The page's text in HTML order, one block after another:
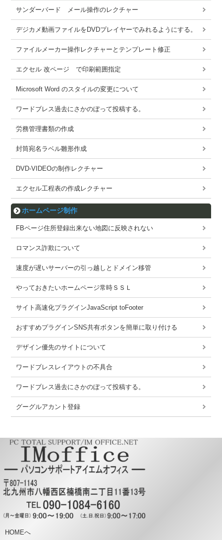
サンダーバード メール操作のレクチャー
デジカメ動画ファイルをDVDプレイヤーでみれるようにする。
ファイルメーカー操作レクチャーとテンプレート修正
エクセル 改ページ で印刷範囲指定
Microsoft Word のスタイルの変更について
ワードブレス過去にさかのぼって投稿する。
労務管理書類の作成
封筒宛名ラベル雛形作成
DVD-VIDEOの制作レクチャー
エクセル工程表の作成レクチャー
ホームページ制作
FBページ住所登録出来ない地図に反映されない
ロマンス詐欺について
速度が遅いサーバーの引っ越しとドメイン移管
やっておきたいホームページ常時ＳＳＬ
サイト高速化プラグインJavaScript toFooter
おすすめプラグインSNS共有ボタンを簡単に取り付ける
デザイン優先のサイトについて
ワードブレスレイアウトの不具合
ワードブレス過去にさかのぼって投稿する。
グーグルアカント登録
HOMEへ